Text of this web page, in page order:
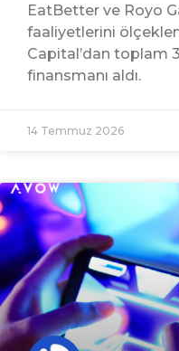
EatBetter ve Royo
faaliyetlerini
Capital’dan toplam
finansmanı aldı.
14 Temmuz 2026